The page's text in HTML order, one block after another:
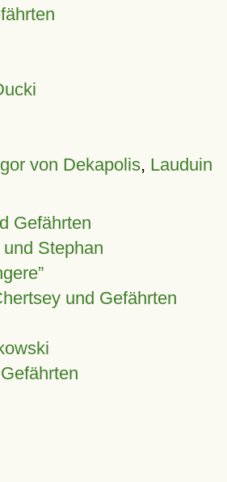
von Dekapolis, Lauduin
Gefährten
Stephan
und Gefährten